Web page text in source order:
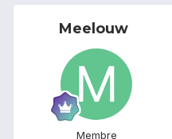
Meelouw
Membre